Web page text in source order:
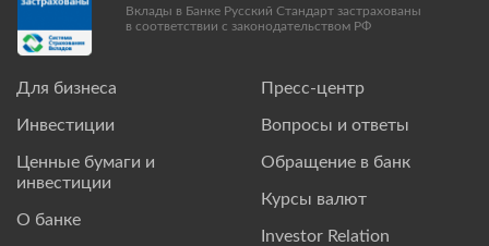
Для бизнеса
Инвестиции
Ценные бумаги и
инвестиции
О банке
Пресс-центр
Вопросы и ответы
Обращение в банк
Курсы валют
Investor Relation
Вклады в Банке Русский Стандарт застрахованы
в соответствии с законодательством РФ